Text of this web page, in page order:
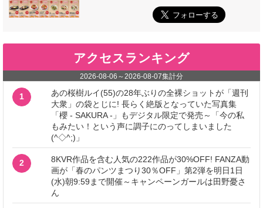
アクセスランキング
2026-08-06 ～2026-08-07集計分
1
あの桜樹ルイ(55)の28年ぶりの全裸ショットが「週刊
大衆」の袋とじに! 長らく絶版となっていた写真集
「櫻 - SAKURA -」もデジタル限定で発売～「今の私
もみたい！という声に調子にのってしまいました
(^◇^;)」
2
8KVR作品を含む人気の222作品が30%OFF! FANZA動
画が「春のパンツまつり30％OFF」第2弾を明日1日
(水)朝9:59まで開催～キャンペーンガールは田野憂さ
ん